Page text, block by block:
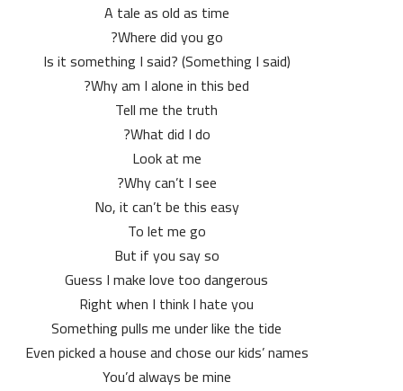
A tale as old as time
Where did you go?
Is it something I said? (Something I said)
Why am I alone in this bed?
Tell me the truth
What did I do?
Look at me
Why can’t I see?
No, it can’t be this easy
To let me go
But if you say so
Guess I make love too dangerous
Right when I think I hate you
Something pulls me under like the tide
Even picked a house and chose our kids’ names
You’d always be mine